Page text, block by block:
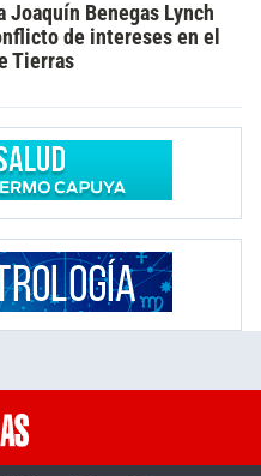
Joaquín Benegas Lynch
de intereses en el
Tierras